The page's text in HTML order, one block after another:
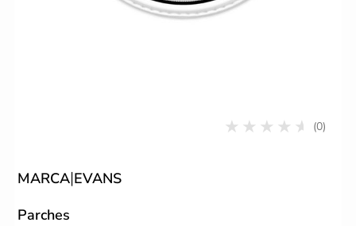
(0)
MARCA|EVANS
Parches